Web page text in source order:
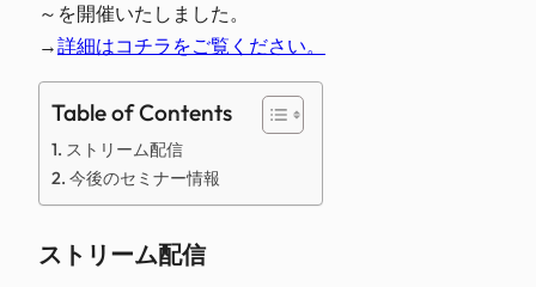
～を開催いたしました。
→詳細はコチラをご覧ください。
Table of Contents
ストリーム配信
今後のセミナー情報
ストリーム配信